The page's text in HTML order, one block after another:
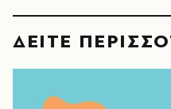
ΔΕΙΤΕ